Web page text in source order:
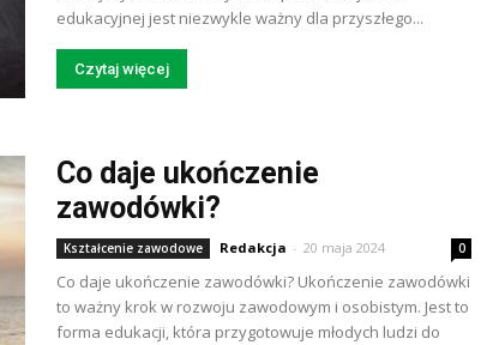
edukacyjnej jest niezwykle ważny dla przyszłego...
Czytaj więcej
Co daje ukończenie
zawodówki?
Kształcenie zawodowe Redakcja - 20 maja 2024 0
Co daje ukończenie zawodówki? Ukończenie zawodówki
to ważny krok w rozwoju zawodowym i osobistym. Jest to
forma edukacji, która przygotowuje młodych ludzi do